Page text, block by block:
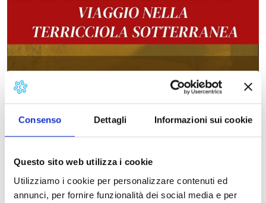
Consenso Dettagli Informazioni sui cookie
Questo sito web utilizza i cookie
Utilizziamo i cookie per personalizzare contenuti ed
annunci, per fornire funzionalità dei social media e per